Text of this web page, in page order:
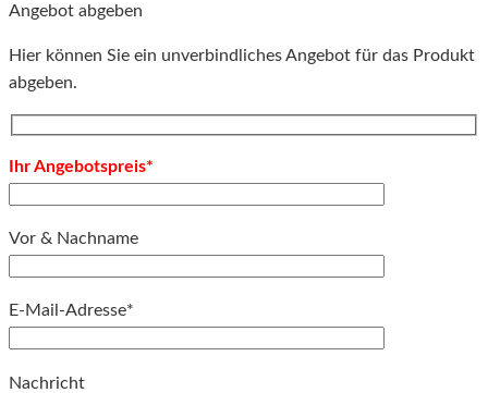
Angebot abgeben
Hier können Sie ein unverbindliches Angebot für das Produkt
abgeben.
Ihr Angebotspreis*
Vor & Nachname
E-Mail-Adresse*
Nachricht